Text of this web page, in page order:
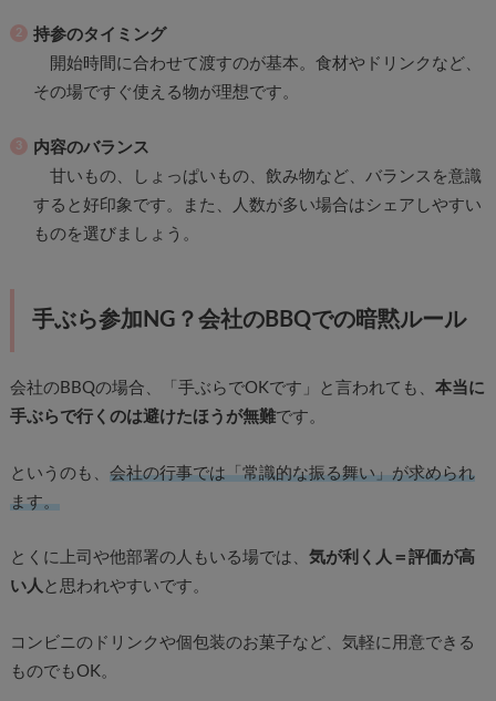
持参のタイミング
開始時間に合わせて渡すのが基本。食材やドリンクなど、
その場ですぐ使える物が理想です。
内容のバランス
甘いもの、しょっぱいもの、飲み物など、バランスを意識
すると好印象です。また、人数が多い場合はシェアしやすい
ものを選びましょう。
手ぶら参加NG？会社のBBQでの暗黙ルール
会社のBBQの場合、「手ぶらでOKです」と言われても、 本当に
手ぶらで行くのは避けたほうが無難です。
というのも、 会社の行事では「常識的な振る舞い」が求められ
ます。
とくに上司や他部署の人もいる場では、 気が利く人＝評価が高
い人 と思われやすいです。
コンビニのドリンクや個包装のお菓子など、気軽に用意できる
ものでもOK。